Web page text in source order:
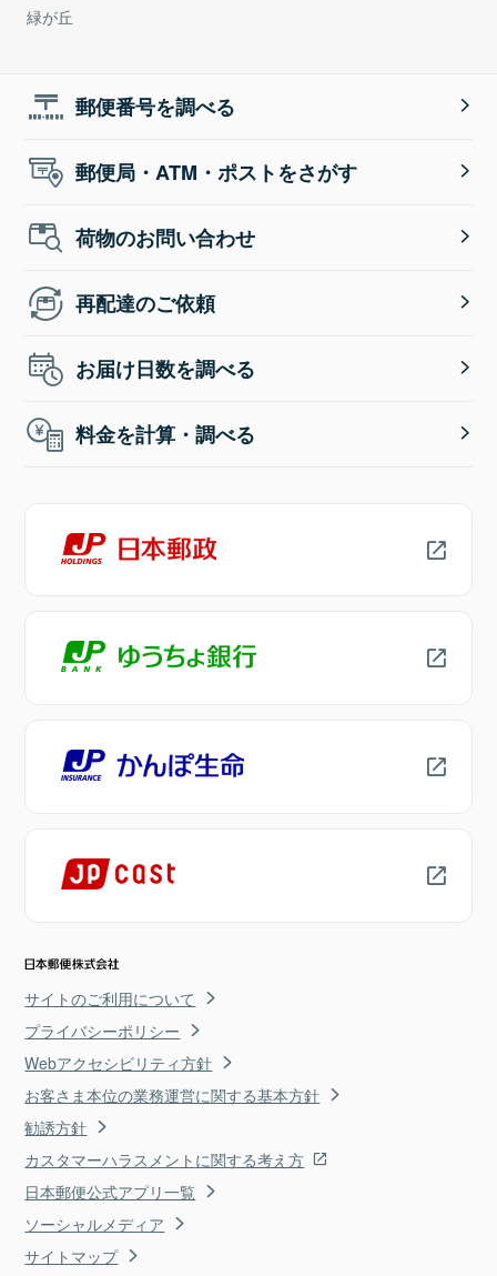
緑が丘
郵便番号を調べる
郵便局・ATM・ポストをさがす
荷物のお問い合わせ
再配達のご依頼
お届け日数を調べる
料金を計算・調べる
サイトのご利用について
プライバシーポリシー
Webアクセシビリティ方針
お客さま本位の業務運営に関する基本方針
勧誘方針
カスタマーハラスメントに関する考え方
日本郵便公式アプリ一覧
ソーシャルメディア
サイトマップ